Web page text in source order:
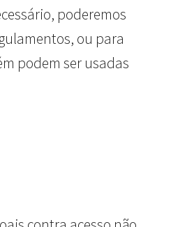
poderemos
ou para
podem ser usadas